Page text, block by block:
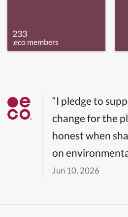
233
.eco members
“I pledge to
change for the
honest when
on
Jun 10, 2026